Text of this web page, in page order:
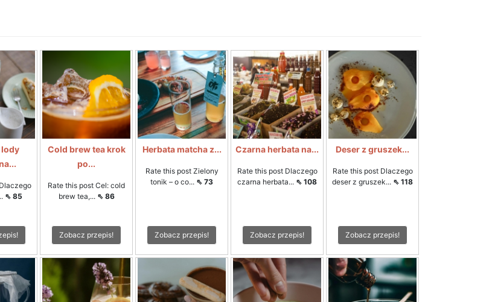
lody
⇖ 85
Cold brew tea krok
po...
Rate this post Cel: cold
brew tea,... ⇖ 86
Zobacz przepis!
Herbata matcha z...
Rate this post Zielony
tonik – o co... ⇖ 73
Zobacz przepis!
Czarna herbata na...
Rate this post Dlaczego
czarna herbata... ⇖ 108
Zobacz przepis!
Deser z gruszek...
Rate this post Dlaczego
deser z gruszek... ⇖ 118
Zobacz przepis!